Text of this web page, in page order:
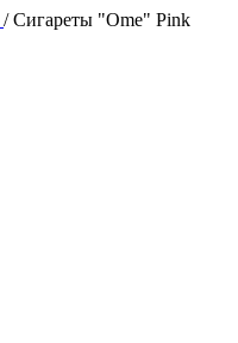
/Сигареты "Ome" Pink